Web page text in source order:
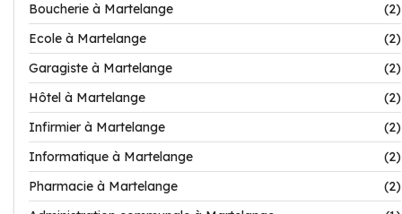
Boucherie à Martelange
(2)
Ecole à Martelange
(2)
Garagiste à Martelange
(2)
Hôtel à Martelange
(2)
Infirmier à Martelange
(2)
Informatique à Martelange
(2)
Pharmacie à Martelange
(2)